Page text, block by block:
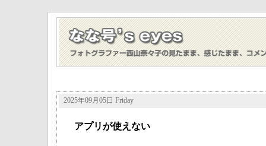
2025年09月05日 Friday
アプリが使えない